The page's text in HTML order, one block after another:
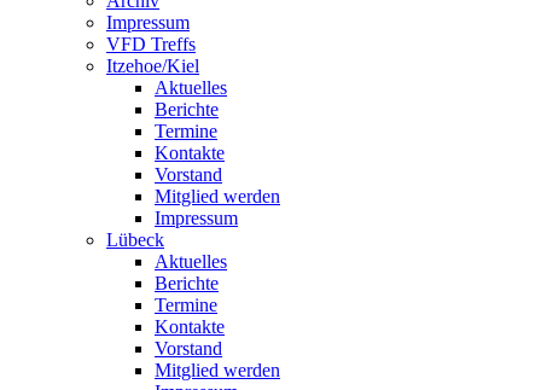
Impressum
VFD Treffs
Itzehoe/Kiel
Aktuelles
Berichte
Termine
Kontakte
Vorstand
Mitglied werden
Impressum
Lübeck
Aktuelles
Berichte
Termine
Kontakte
Vorstand
Mitglied werden